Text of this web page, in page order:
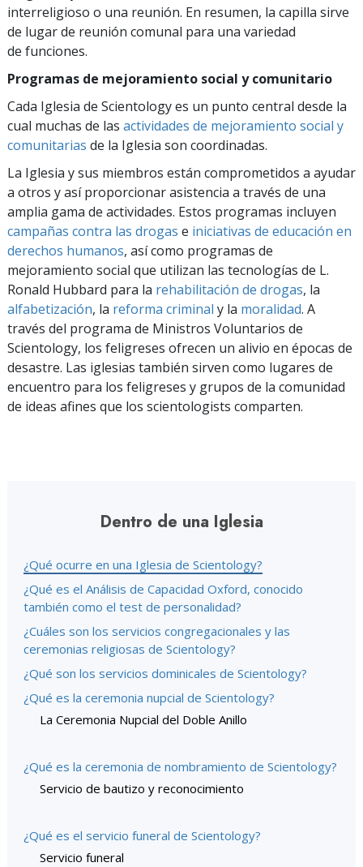
interreligioso o una reunión. En resumen, la capilla sirve
de lugar de reunión comunal para una variedad
de funciones.
Programas de mejoramiento social y comunitario
Cada Iglesia de Scientology es un punto central desde la
cual muchas de las actividades de mejoramiento social y
comunitarias de la Iglesia son coordinadas.
La Iglesia y sus miembros están comprometidos a ayudar
a otros y así proporcionar asistencia a través de una
amplia gama de actividades. Estos programas incluyen
campañas contra las drogas e iniciativas de educación en
derechos humanos, así como programas de
mejoramiento social que utilizan las tecnologías de L.
Ronald Hubbard para la rehabilitación de drogas, la
alfabetización, la reforma criminal y la moralidad. A
través del programa de Ministros Voluntarios de
Scientology, los feligreses ofrecen un alivio en épocas de
desastre. Las iglesias también sirven como lugares de
encuentro para los feligreses y grupos de la comunidad
de ideas afines que los scientologists comparten.
Dentro de una Iglesia
¿Qué ocurre en una Iglesia de Scientology?
¿Qué es el Análisis de Capacidad Oxford, conocido
también como el test de personalidad?
¿Cuáles son los servicios congregacionales y las
ceremonias religiosas de Scientology?
¿Qué son los servicios dominicales de Scientology?
¿Qué es la ceremonia nupcial de Scientology?
La Ceremonia Nupcial del Doble Anillo
¿Qué es la ceremonia de nombramiento de Scientology?
Servicio de bautizo y reconocimiento
¿Qué es el servicio funeral de Scientology?
Servicio funeral